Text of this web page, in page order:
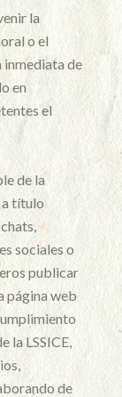
la
o el
inmediata de
en
el
de la
a título
sociales o
publicar
página web
la LSSICE,
de